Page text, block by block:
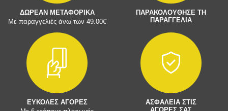
ΔΩΡΕΑΝ ΜΕΤΑΦΟΡΙΚΑ
Με παραγγελιές άνω των 49.00€
ΠΑΡΑΚΟΛΟΥΘΗΣΕ ΤΗ
ΠΑΡΑΓΓΕΛΙΑ
ΕΥΚΟΛΕΣ ΑΓΟΡΕΣ
ΑΣΦΑΛΕΙΑ ΣΤΙΣ